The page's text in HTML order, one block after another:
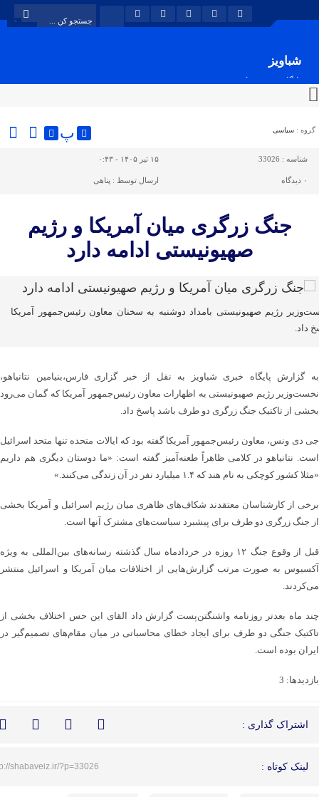
شباویز
پایگاه خبری شباویز
گروه : سیاسی پ
شناسه : 33026 ۱۵ تیر ۱۴۰۵ - ۰:۴۳
۰ دیدگاه ارسال توسط : پناهی
جنگ زرگری میان آمریکا و رژیم
صهیونیستی ادامه دارد
رژیم صهیونیستی بامداد دوشنبه به سخنان معاون رئیس‌جمهور آمریکا
داد.
به گزارش پایگاه خبری شباویز به نقل از خبر گزاری فارس،بنیامین نتانیاهو،
نخست‌وزیر رژیم صهیونیستی به اظهارات معاون رئیس‌جمهور آمریکا که گمان می‌رود
بخشی از تاکتیک جنگ زرگری دو طرف باشد پاسخ داد.
جی دی ونس، معاون رئیس‌جمهور آمریکا گفته بود که ایالات متحده تنها متحد اسرائیل
است. نتانیاهو در کلامی ظاهراً طعنه‌آمیز گفته است: «ما دوستان دیگری هم داریم
«مثلا کشور کوچکی به نام هند که ۱.۴ میلیارد نفر در آن زندگی می‌کنند.»
برخی از کارشناسان معتقدند شکاف‌های ظاهری میان رژیم اسرائیل و آمریکا بخشی
از جنگ زرگری دو طرف برای پیشبرد سیاست‌های مشترک آنها است.
قبل از وقوع جنگ ۱۲ روزه در خردادماه سال گذشته رسانه‌های بین‌المللی به ویژه
آکسیوس به صورت مرتب گزارش‌هایی از اختلافات میان آمریکا و اسرائیل منتشر
می‌کردند.
چند ماه بعدتر روزنامه واشنگتن‌پست گزارش داد القای این حس اختلاف بخشی از
تاکتیک جنگی دو طرف برای ایجاد خطای محاسباتی در میان مقام‌های تصمیم‌گیر در
ایران بوده است.
بازدیدها: 3
اشتراک گذاری :
لینک کوتاه : shabaveiz.ir/?p=33026